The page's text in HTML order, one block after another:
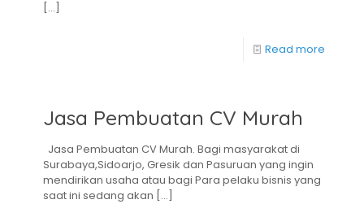
[…]
Read more
Jasa Pembuatan CV Murah
Jasa Pembuatan CV Murah. Bagi masyarakat di
Surabaya,Sidoarjo, Gresik dan Pasuruan yang ingin
mendirikan usaha atau bagi Para pelaku bisnis yang
saat ini sedang akan […]